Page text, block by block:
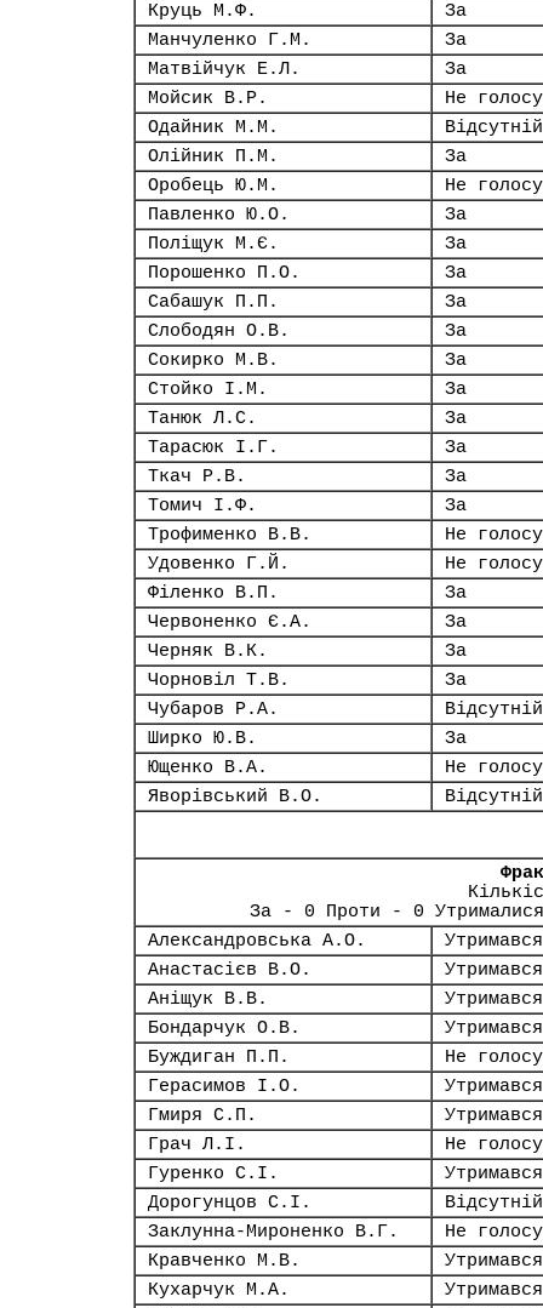
Круць М.Ф.
За
Манчуленко Г.М.
За
Матвійчук Е.Л.
За
Мойсик В.Р.
Не
Одайник М.М.
Відсутній
Олійник П.М.
За
Оробець Ю.М.
Не
Павленко Ю.О.
За
Поліщук М.Є.
За
Порошенко П.О.
За
Сабашук П.П.
За
Слободян О.В.
За
Сокирко М.В.
За
Стойко І.М.
За
Танюк Л.С.
За
Тарасюк І.Г.
За
Ткач Р.В.
За
Томич І.Ф.
За
Трофименко В.В.
Не
Удовенко Г.Й.
Не
Філенко В.П.
За
Червоненко Є.А.
За
Черняк В.К.
За
Чорновіл Т.В.
За
Чубаров Р.А.
Відсутній
Ширко Ю.В.
За
Ющенко В.А.
Не
Яворівський В.О.
Відсутній
За - 0 Проти - 0
Александровська А.О.
Утримався
Анастасієв В.О.
Утримався
Аніщук В.В.
Утримався
Бондарчук О.В.
Утримався
Буждиган П.П.
Не
Герасимов І.О.
Утримався
Гмиря С.П.
Утримався
Грач Л.І.
Не
Гуренко С.І.
Утримався
Дорогунцов С.І.
Відсутній
Заклунна-Мироненко В.Г.
Не
Кравченко М.В.
Утримався
Кухарчук М.А.
Утримався